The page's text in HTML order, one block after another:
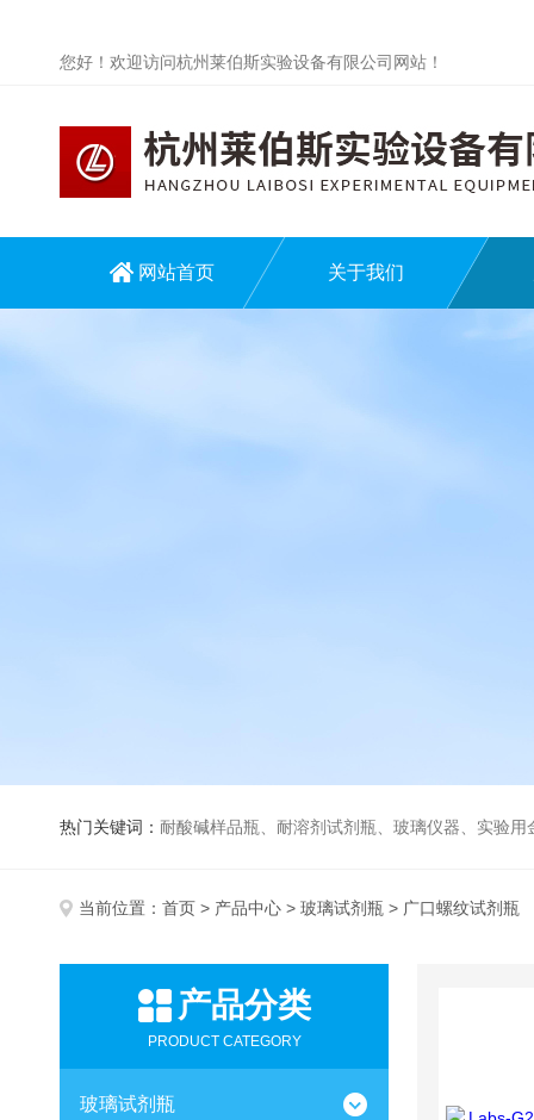
您好！欢迎访问杭州莱伯斯实验设备有限公司网站！
网站首页 关于我们
热门关键词： 耐酸碱样品瓶、耐溶剂试剂瓶、玻璃仪器、实验
当前位置： 首页 > 产品中心 > 玻璃试剂瓶 > 广口螺纹试剂瓶
产品分类
PRODUCT CATEGORY
玻璃试剂瓶